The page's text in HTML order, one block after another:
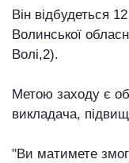
Політика
Він відбудеться
Волинської
Волі,2).
Метою заходу є
викладача,
"Ви матимете